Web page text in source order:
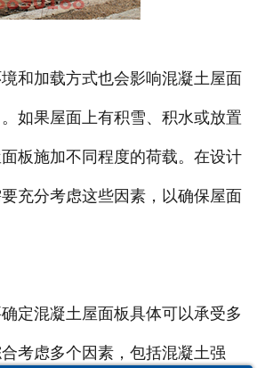
加载方式也会影响混凝土屋面
如果屋面上有积雪、积水或放置
板施加不同程度的荷载。在设计
充分考虑这些因素，以确保屋面
混凝土屋面板具体可以承受多
考虑多个因素，包括混凝土强